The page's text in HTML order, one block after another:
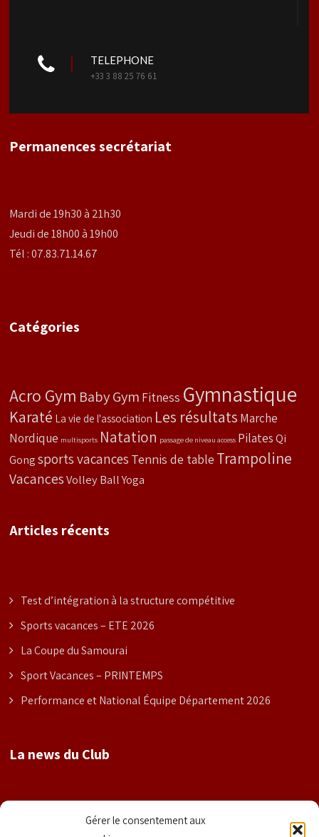
Gérer le consentement aux
TELEPHONE
+33 3 88 25 76 61
Permanences secrétariat
Mardi de 19h30 à 21h30
Jeudi de 18h00 à 19h00
Tél : 07.83.71.14.67
Catégories
Acro Gym Baby Gym Fitness Gymnastique
Karaté La vie de l'association Les résultats Marche
Nordique multisports Natation passage de niveau access Pilates Qi
Gong sports vacances Tennis de table Trampoline
Vacances Volley Ball Yoga
Articles récents
Test d’intégration à la structure compétitive
Sports vacances – ETE 2026
La Coupe du Samourai
Sport Vacances – PRINTEMPS
Performance et National Équipe Département 2026
La news du Club